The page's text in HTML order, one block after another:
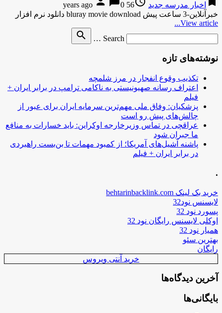
اخبار مدرسه جدید 56 years ago
0
خبرآنلاین-3 ساعت پیش bluray movie download دانلود نرم افزار
View article...
Search …
search
نوشته‌های تازه
تکذیب وقوع انفجار در مرز شلمچه
اعتراف رسانه صهیونیستی به ناکامی ترامپ در برابر ایران +
فیلم
پزشکیان: وفاق ملی مهم‌ترین سرمایه ایران برای عبور از
چالش‌های پیش رو است
عراقچی در تماس وزیرخارجه اوکراین: باید خسارات به منافع
ما جبران شود
پاشنه آشیل‌های آمریکا؛ از کمبود مهمات تا بن‌بست راهبردی
در برابر ایران + فیلم
.
خرید بک لینک behtarinbacklink.com
لایسنس نود32
پسورد نود 32
اوکلی لایسنس رایگان نود 32
همیار نود 32
بهترین سئو
رایگان
خرید آنتی ویروس
آخرین دیدگاه‌ها
بایگانی‌ها